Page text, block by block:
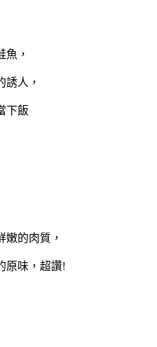
魚，
誘人，
下飯
嫩的肉質，
原味，超讚!